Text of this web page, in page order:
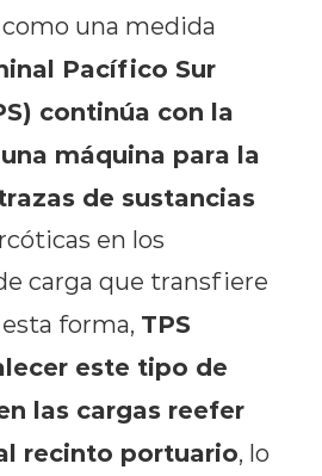
una medida
Pacífico Sur
continúa con la
máquina para la
de sustancias
en los
carga que transfiere
forma, TPS
este tipo de
las cargas reefer
recinto portuario, lo